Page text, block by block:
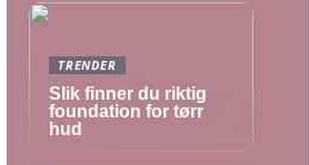
TRENDER
Slik finner du riktig
foundation for tørr
hud